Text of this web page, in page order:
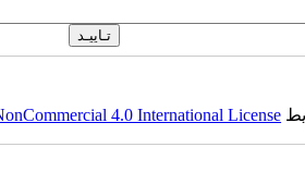
4.0 International License